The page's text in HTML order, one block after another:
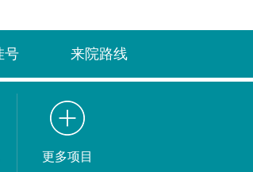
号 来院路线
更多项目